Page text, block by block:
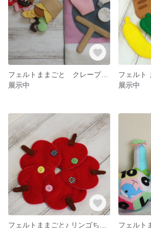
フェルトままごと クレープバッグ
展示中
展示中